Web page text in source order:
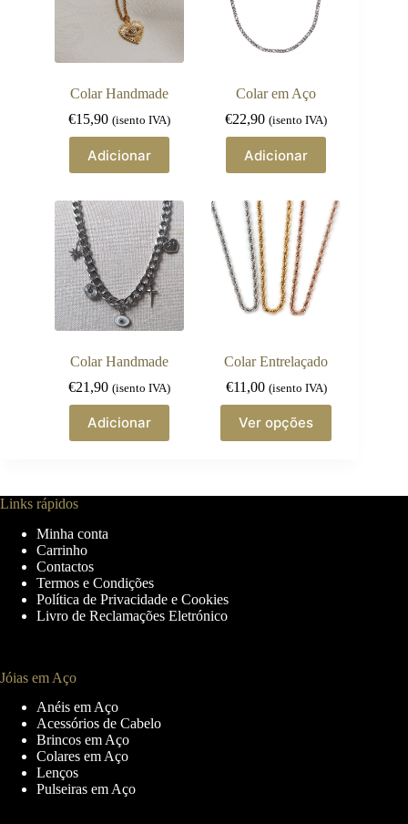
Colar Handmade
€15,90 (isento IVA)
Adicionar
Colar em Aço
€22,90 (isento IVA)
Adicionar
Colar Handmade
€21,90 (isento IVA)
Adicionar
Colar Entrelaçado
€11,00 (isento IVA)
Ver opções
product
has
The
Links rápidos
Minha conta
Carrinho
Contactos
Termos e Condições
Política de Privacidade e Cookies
Livro de Reclamações Eletrónico
Jóias em Aço
Anéis em Aço
Acessórios de Cabelo
Brincos em Aço
Colares em Aço
Lenços
Pulseiras em Aço